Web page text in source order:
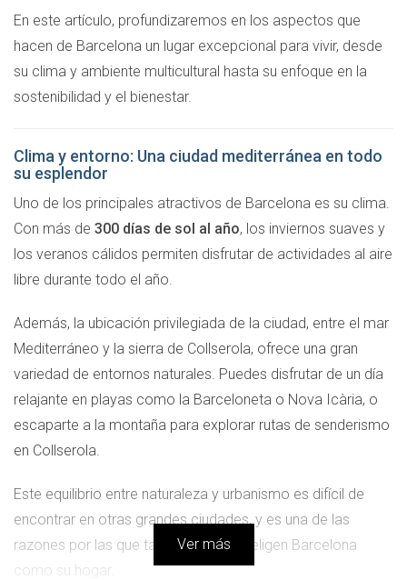
En este artículo, profundizaremos en los aspectos que
hacen de Barcelona un lugar excepcional para vivir, desde
su clima y ambiente multicultural hasta su enfoque en la
sostenibilidad y el bienestar.
Clima y entorno: Una ciudad mediterránea en todo
su esplendor
Uno de los principales atractivos de Barcelona es su clima.
Con más de 300 días de sol al año, los inviernos suaves y
los veranos cálidos permiten disfrutar de actividades al aire
libre durante todo el año.
Además, la ubicación privilegiada de la ciudad, entre el mar
Mediterráneo y la sierra de Collserola, ofrece una gran
variedad de entornos naturales. Puedes disfrutar de un día
relajante en playas como la Barceloneta o Nova Icària, o
escaparte a la montaña para explorar rutas de senderismo
en Collserola.
Este equilibrio entre naturaleza y urbanismo es difícil de
encontrar en otras grandes ciudades, y es una de las
razones por las que tantas personas eligen Barcelona
como su hogar.
Ver más